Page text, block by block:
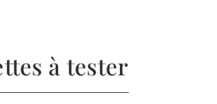
à tester